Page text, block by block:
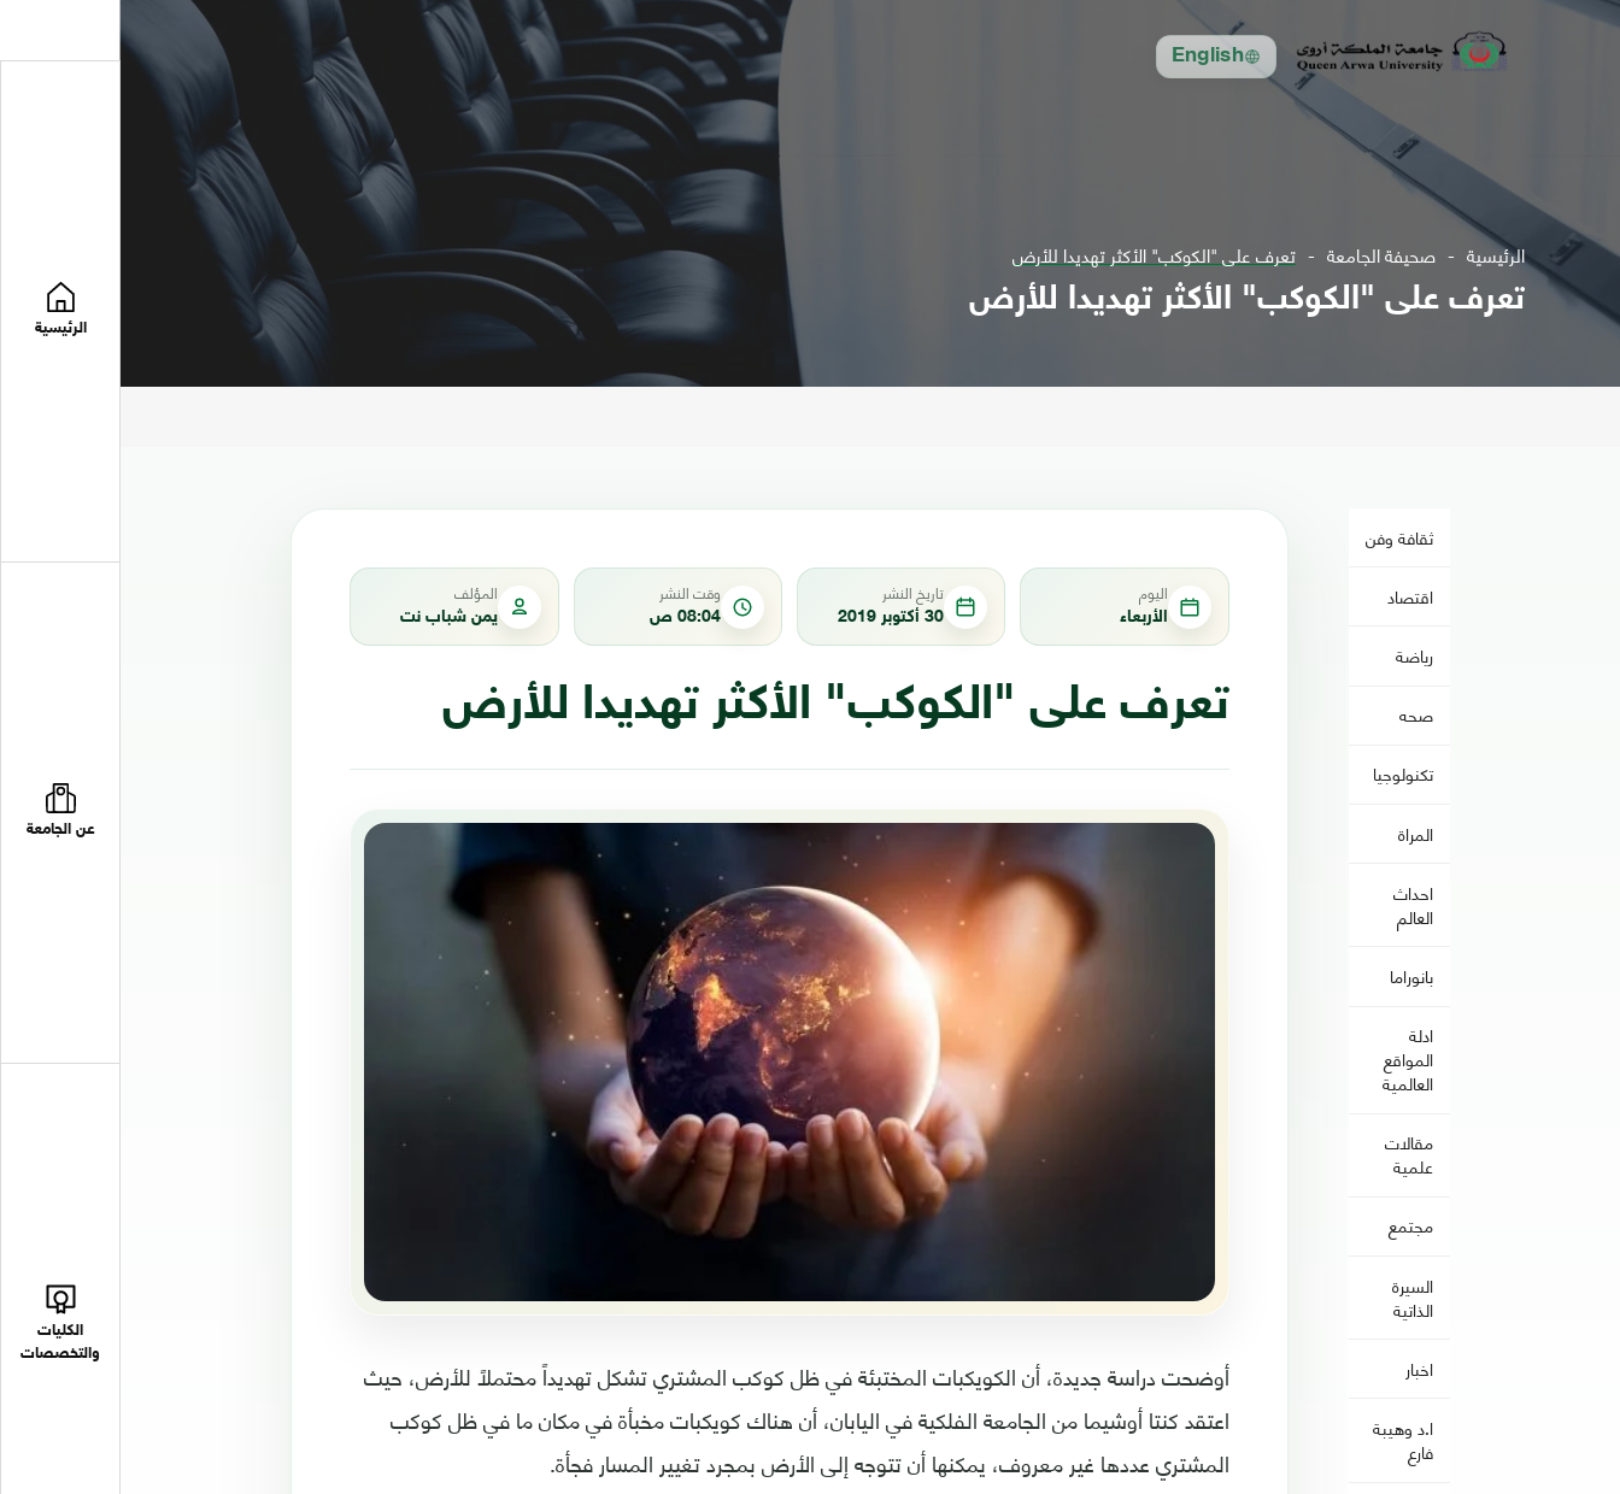
English
الرئيسية
عن الجامعة
الكليات
والتخصصات
الرئيسية صحيفة الجامعة تعرف على "الكوكب" الأكثر تهديدا للأرض
تعرف على "الكوكب" الأكثر تهديدا للأرض
ثقافة وفن
اقتصاد
رياضة
صحه
تكنولوجيا
المراة
احداث
العالم
بانوراما
ادلة
المواقع
العالمية
مقالات
علمية
مجتمع
السيرة
الذاتية
اخبار
ا.د وهيبة
فارع
اليوم
الأربعاء
تاريخ النشر
30 أكتوبر 2019
وقت النشر
08:04 ص
المؤلف
يمن شباب نت
تعرف على "الكوكب" الأكثر تهديدا للأرض
أوضحت دراسة جديدة، أن الكويكبات المختبئة في ظل كوكب المشتري تشكل تهديداً محتملاً للأرض، حيث
اعتقد كنتا أوشيما من الجامعة الفلكية في اليابان، أن هناك كويكبات مخبأة في مكان ما في ظل كوكب
المشتري عددها غير معروف، يمكنها أن تتوجه إلى الأرض بمجرد تغيير المسار فجأة.